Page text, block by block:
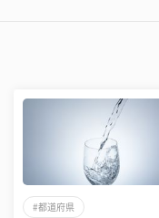
#都道府県